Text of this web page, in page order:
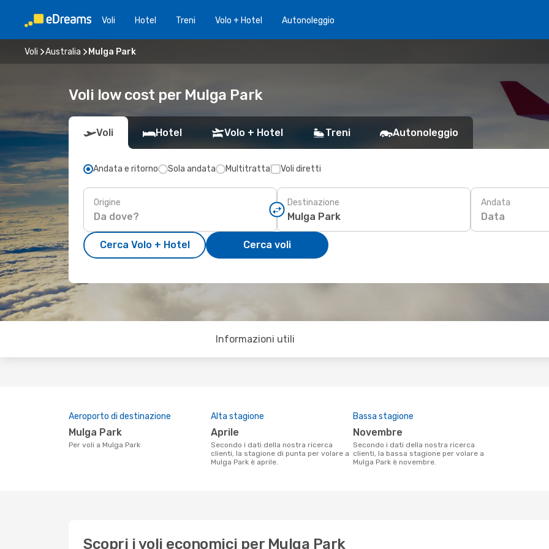
Voli Hotel Treni Volo + Hotel Autonoleggio
Voli Australia Mulga Park
Voli low cost per Mulga Park
Voli Hotel Volo + Hotel Treni Autonoleggio
Andata e ritorno Sola andata Multitratta Voli diretti
Origine Destinazione Andata
Data
Cerca Volo + Hotel Cerca voli
Informazioni utili
Aeroporto di destinazione
Mulga Park
Per voli a Mulga Park
Alta stagione
aprile
Secondo i dati della nostra ricerca
clienti, la stagione di punta per volare a
Mulga Park è aprile.
Bassa stagione
novembre
Secondo i dati della nostra ricerca
clienti, la bassa stagione per volare a
Mulga Park è novembre.
Scopri i voli economici per Mulga Park